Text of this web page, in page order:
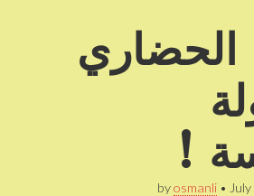
الحضاري
!
byosmanli •